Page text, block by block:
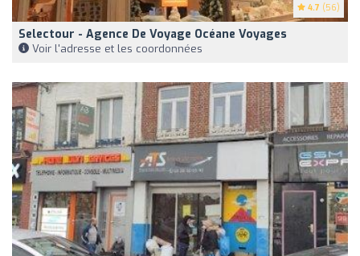
4.7 (56)
Selectour - Agence De Voyage Océane Voyages
Voir l'adresse et les coordonnées